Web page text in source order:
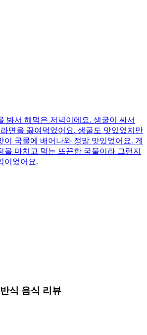
봐서 해먹은 저녁이에요. 생굴이 싸서
면을 끓여먹었어요. 생굴도 맛있었지만
이 국물에 배어나와 정말 맛있었어요. 게
을 마치고 먹는 뜨끈한 국물이라 그런지
이었어요.
식 음식 리뷰